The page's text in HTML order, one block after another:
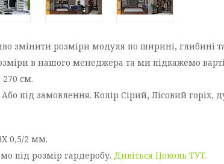
змінити розміри модуля по ширині, глибині
в нашого менеджера та ми підкажемо
см.
Або під замовлення. Колір Сірий, Лісовий
0,5/2 мм.
під розмір гардеробу. Дивіться Цоколь ТУТ.